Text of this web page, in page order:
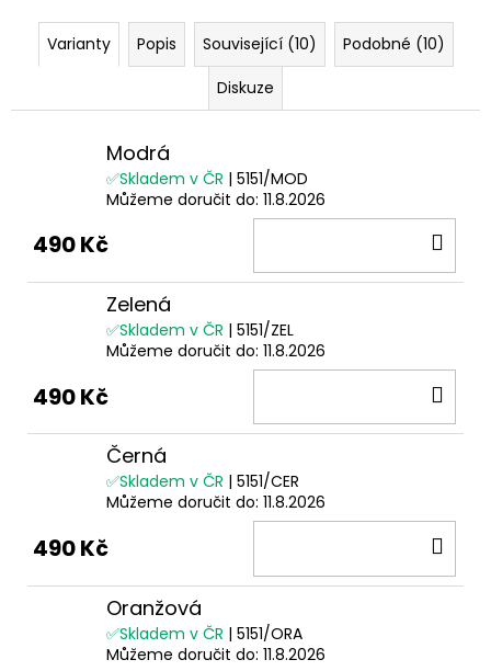
Varianty Popis Související (10)
Podobné (10)
Diskuze
Modrá
✅Skladem v ČR | 5151/MOD
Můžeme doručit do: 11.8.2026
490 Kč
Zelená
✅Skladem v ČR | 5151/ZEL
Můžeme doručit do: 11.8.2026
490 Kč
Černá
✅Skladem v ČR | 5151/CER
Můžeme doručit do: 11.8.2026
490 Kč
Oranžová
✅Skladem v ČR | 5151/ORA
Můžeme doručit do: 11.8.2026